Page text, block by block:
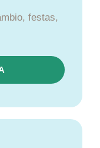
festas,